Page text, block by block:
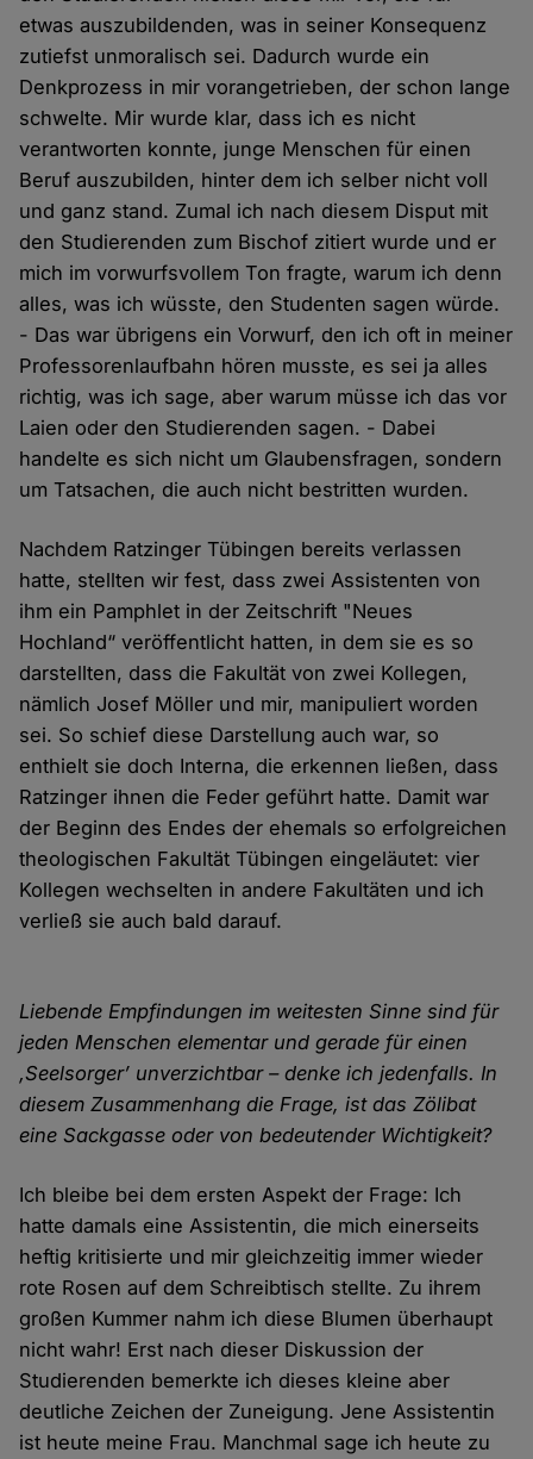
etwas auszubildenden, was in seiner Konsequenz
zutiefst unmoralisch sei. Dadurch wurde ein
Denkprozess in mir vorangetrieben, der schon lange
schwelte. Mir wurde klar, dass ich es nicht
verantworten konnte, junge Menschen für einen
Beruf auszubilden, hinter dem ich selber nicht voll
und ganz stand. Zumal ich nach diesem Disput mit
den Studierenden zum Bischof zitiert wurde und er
mich im vorwurfsvollem Ton fragte, warum ich denn
alles, was ich wüsste, den Studenten sagen würde.
- Das war übrigens ein Vorwurf, den ich oft in meiner
Professorenlaufbahn hören musste, es sei ja alles
richtig, was ich sage, aber warum müsse ich das vor
Laien oder den Studierenden sagen. - Dabei
handelte es sich nicht um Glaubensfragen, sondern
um Tatsachen, die auch nicht bestritten wurden.
Nachdem Ratzinger Tübingen bereits verlassen
hatte, stellten wir fest, dass zwei Assistenten von
ihm ein Pamphlet in der Zeitschrift "Neues
Hochland“ veröffentlicht hatten, in dem sie es so
darstellten, dass die Fakultät von zwei Kollegen,
nämlich Josef Möller und mir, manipuliert worden
sei. So schief diese Darstellung auch war, so
enthielt sie doch Interna, die erkennen ließen, dass
Ratzinger ihnen die Feder geführt hatte. Damit war
der Beginn des Endes der ehemals so erfolgreichen
theologischen Fakultät Tübingen eingeläutet: vier
Kollegen wechselten in andere Fakultäten und ich
verließ sie auch bald darauf.
Liebende Empfindungen im weitesten Sinne sind für
jeden Menschen elementar und gerade für einen
‚Seelsorger’ unverzichtbar – denke ich jedenfalls. In
diesem Zusammenhang die Frage, ist das Zölibat
eine Sackgasse oder von bedeutender Wichtigkeit?
Ich bleibe bei dem ersten Aspekt der Frage: Ich
hatte damals eine Assistentin, die mich einerseits
heftig kritisierte und mir gleichzeitig immer wieder
rote Rosen auf dem Schreibtisch stellte. Zu ihrem
großen Kummer nahm ich diese Blumen überhaupt
nicht wahr! Erst nach dieser Diskussion der
Studierenden bemerkte ich dieses kleine aber
deutliche Zeichen der Zuneigung. Jene Assistentin
ist heute meine Frau. Manchmal sage ich heute zu